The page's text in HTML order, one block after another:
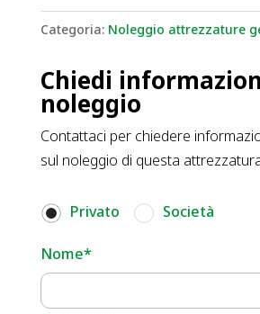
Categoria: Noleggio attrezzature
Chiedi
noleggio
Contattaci per chiedere
sul noleggio di questa
Privato Società
Nome*